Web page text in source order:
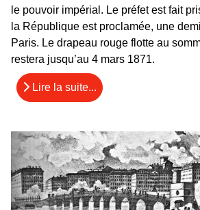
le pouvoir impérial. Le préfet est fait
la République est proclamée, une
Paris. Le drapeau rouge flotte au
restera jusqu’au 4 mars 1871.
Lire la suite...